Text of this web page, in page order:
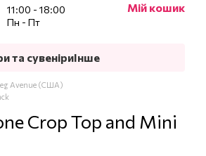
11:00 - 18:00
Пн - Пт
Мій кошик
та сувеніриІнше
Avenue (США)
Crop Top and Mini